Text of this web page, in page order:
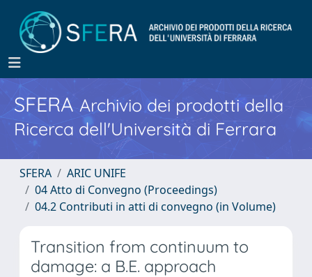
SFERA Archivio dei prodotti della
Ricerca dell'Università di Ferrara
SFERA
ARIC UNIFE
04 Atto di Convegno (Proceedings)
04.2 Contributi in atti di convegno (in Volume)
Transition from continuum to
damage: a B.E. approach